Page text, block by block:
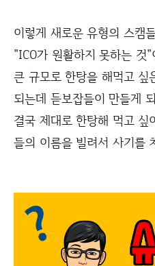
이렇게 새로운 유형의 스캠
"ICO가 원활하지 못하는 것
큰 규모로 한탕을 해먹고 싶
되는데 듣보잡들이 만들게
결국 제대로 한탕해 먹고 싶
들의 이름을 빌려서 사기를